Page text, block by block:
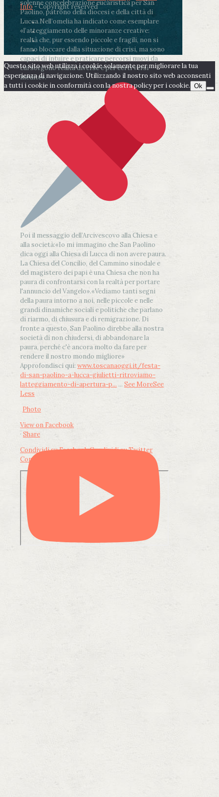
solenne concelebrazione eucaristica per San
Paolino, patrono della diocesi e della città di
Lucca.Nell’omelia ha indicato come esemplare
«l’atteggiamento delle minoranze creative:
realtà che, pur essendo piccole e fragili, non si
fanno bloccare dalla situazione di crisi, ma sono
capaci di intuire e praticare percorsi nuovi da
cui sorgono realtà diverse e per certi versi
inedite».
Poi il messaggio dell’Arcivescovo alla Chiesa e
alla società:«Io mi immagino che San Paolino
dica oggi alla Chiesa di Lucca di non avere paura.
La Chiesa del Concilio, del Cammino sinodale e
del magistero dei papi è una Chiesa che non ha
paura di confrontarsi con la realtà per portare
l'annuncio del Vangelo».«Vediamo tanti segni
della paura intorno a noi, nelle piccole e nelle
grandi dinamiche sociali e politiche che parlano
di riarmo, di chiusura e di remigrazione. Di
fronte a questo, San Paolino direbbe alla nostra
società di non chiudersi, di abbandonare la
paura, perché c'è ancora molto da fare per
rendere il nostro mondo migliore»
Approfondisci qui: www.toscanaoggi.it/festa-
di-san-paolino-a-lucca-giulietti-ritroviamo-
latteggiamento-di-apertura-p... ... See MoreSee
Less
Photo
View on Facebook
· Share
Condividi su FacebookCondividi su Twitter
Condividi su LinkedIn
Info- Copyright reserved
Questo sito web utilizza i cookie solamente per migliorare la tua
esperienza di navigazione. Utilizzando il nostro sito web acconsenti
a tutti i cookie in conformità con la nostra policy per i cookie. Ok